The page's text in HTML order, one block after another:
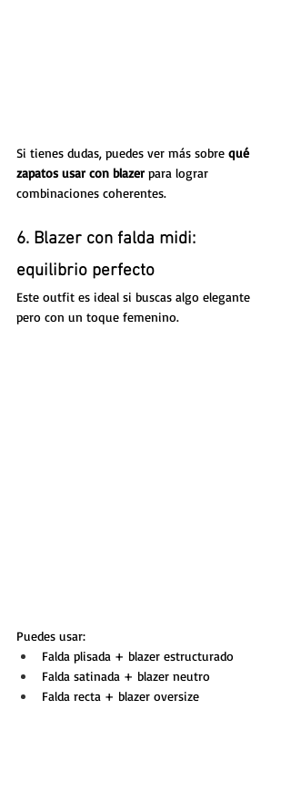
Si tienes dudas, puedes ver más sobre qué
zapatos usar con blazer para lograr
combinaciones coherentes.
6. Blazer con falda midi:
equilibrio perfecto
Este outfit es ideal si buscas algo elegante
pero con un toque femenino.
Puedes usar:
Falda plisada + blazer estructurado
Falda satinada + blazer neutro
Falda recta + blazer oversize